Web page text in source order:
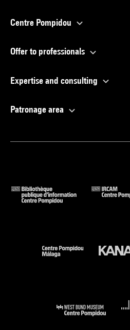
Centre Pompidou
Offer to professionals
Expertise and consulting
Patronage area